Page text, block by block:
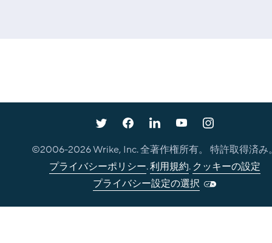
©2006-2026Wrike, Inc. 全著作権所有。 特許取得済み
プライバシーポリシー.利用規約. クッキーの設定
プライバシー設定の選択